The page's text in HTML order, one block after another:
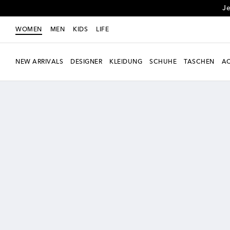
WOMEN MEN KIDS LIFE
NEW ARRIVALS DESIGNER KLEIDUNG SCHUHE TASCHEN